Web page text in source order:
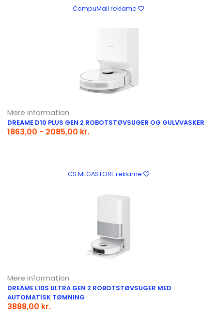
CompuMail reklame
Mere information
DREAME D10 PLUS GEN 2 ROBOTSTØVSUGER OG GULVVASKER
1863,00 - 2085,00 kr.
CS MEGASTORE reklame
Mere information
DREAME L10S ULTRA GEN 2 ROBOTSTØVSUGER MED
AUTOMATISK TØMNING
3888,00 kr.